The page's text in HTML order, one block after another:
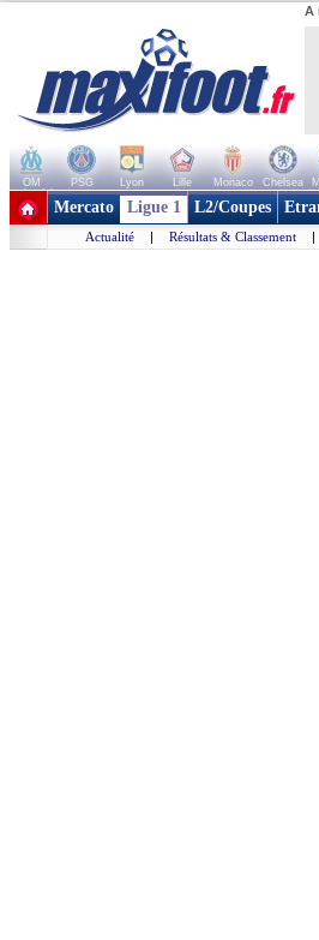
A
OM PSG Lyon Lille Monaco Chelsea
+ de clubs
Mercato Ligue 1 L2/Coupes
Actualité | Résultats & Classement |